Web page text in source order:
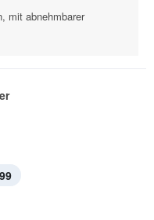
mit abnehmbarer